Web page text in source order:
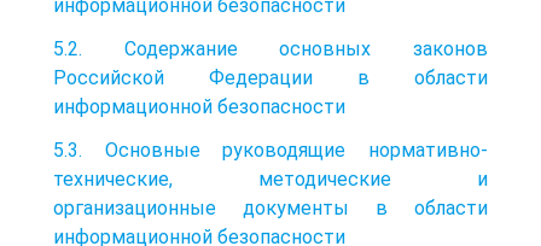
информационной безопасности
5.2. Содержание основных законов
Российской Федерации в области
информационной безопасности
5.3. Основные руководящие нормативно-
технические, методические и
организационные документы в области
информационной безопасности